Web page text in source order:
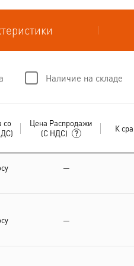
Наличие на складе
со
Цена Распродажи
(С НДС)
К
—
—